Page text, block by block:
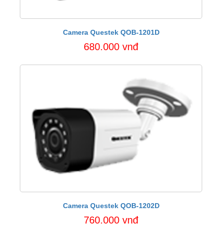
Camera Questek QOB-1201D
680.000 vnđ
Camera Questek QOB-1202D
760.000 vnđ